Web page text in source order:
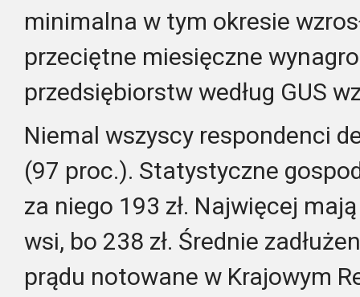
minimalna w tym okresie
przeciętne miesięczne
przedsiębiorstw według GUS
Niemal wszyscy respondenci
(97 proc.). Statystyczne
za niego 193 zł. Najwięcej
wsi, bo 238 zł. Średnie
prądu notowane w Krajowym